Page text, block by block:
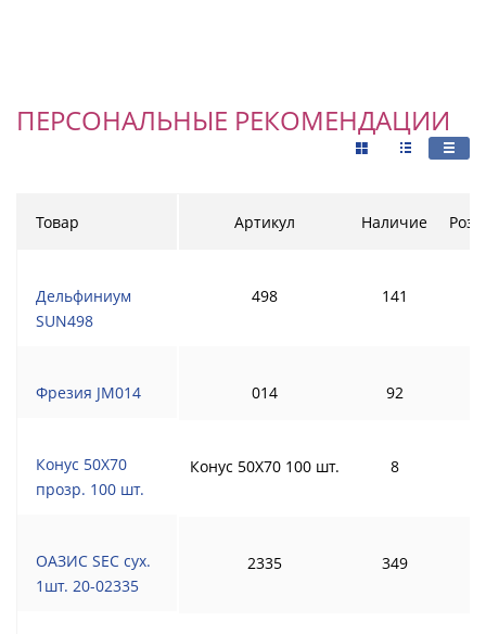
ПЕРСОНАЛЬНЫЕ РЕКОМЕНДАЦИИ
Товар
Дельфиниум
SUN498
Фрезия JM014
Конус 50Х70
прозр. 100 шт.
ОАЗИС SEC сух.
1шт. 20-02335
Артикул Наличие
498 141
014 92
Конус 50Х70 100 шт. 8
2335 349